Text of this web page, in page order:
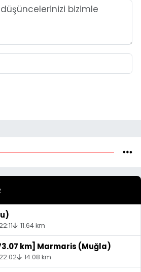
11.64 km
km] Marmaris (Muğla)
14.08 km